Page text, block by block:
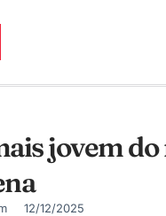
jovem
12/12/2025